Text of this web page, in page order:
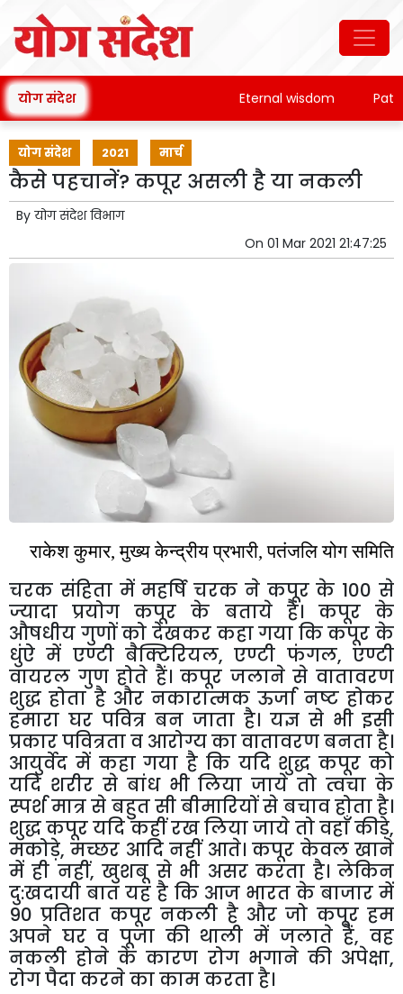
योग संदेश Eternal wisdom
योग संदेश 2021 मार्च
कैसे पहचानें? कपूर असली है या नकली
By योग संदेश विभाग
On 01 Mar 2021 21:47:25
राकेश कुमार,मुख्य केन्द्रीय प्रभारी,पतंजलि योग समिति
चरक संहिता में महर्षि चरक ने कपूर के 100से
ज्यादा प्रयोग कपूर के बताये हैं। कपूर के
औषधीय गुणों को देखकर कहा गया कि कपूर के
धुंऐ में एण्टी बैक्टिरियल,एण्टी फंगल,एण्टी
वायरल गुण होते हैं। कपूर जलाने से वातावरण
शुद्ध होता है और नकारात्मक ऊर्जा नष्ट होकर
हमारा घर पवित्र बन जाता है। यज्ञ से भी इसी
प्रकारपवित्रताव आरोग्यकावातावरणबनताहै।
आयुर्वेद में कहा गया है कि यदि शुद्ध कपूर को
यदि शरीर से बांध भी लिया जाये तो त्वचा के
स्पर्शमात्रसे बहुतसीबीमारियोंसे बचावहोताहै।
शुद्धकपूरयदि कहींरखलियाजाये तोवहाँकीड़े,
मकोड़े,मच्छर आदि नहीं आते। कपूर केवल खाने
में ही नहीं,खुशबू से भी असर करता है। लेकिन
दु:खदायी बात यह है कि आज भारत के बाजार में
90प्रतिशत कपूर नकली है और जो कपूर हम
अपने घर व पूजा की थाली में जलाते हैं,वह
नकली होने के कारण रोग भगाने की अपेक्षा,
रोगपैदाकरनेकाकामकरताहै।